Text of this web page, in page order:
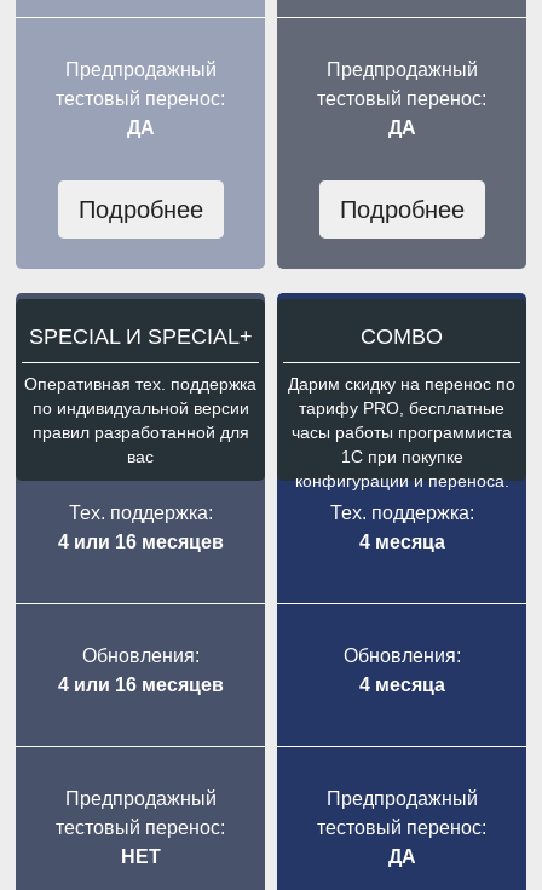
Предпродажный
тестовый перенос:
ДА
Подробнее
Предпродажный
тестовый перенос:
ДА
Подробнее
SPECIAL И SPECIAL+
Оперативная тех. поддержка
по индивидуальной версии
правил разработанной для
вас
Тех. поддержка:
4 или 16 месяцев
Обновления:
4 или 16 месяцев
Предпродажный
тестовый перенос:
НЕТ
COMBO
Дарим скидку на перенос по
тарифу PRO, бесплатные
часы работы программиста
1С при покупке
конфигурации и переноса.
Тех. поддержка:
4 месяца
Обновления:
4 месяца
Предпродажный
тестовый перенос:
ДА